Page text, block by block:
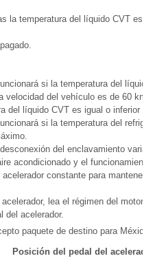
la temperatura del líquido CVT
si la temperatura del
velocidad del vehículo es de 60 km/
del líquido CVT es igual o inferior a
si la temperatura del
del enclavamiento
acondicionado y el
constante para mantener
lea el régimen del motor
del acelerador.
paquete de destino para México)
Posición del pedal del